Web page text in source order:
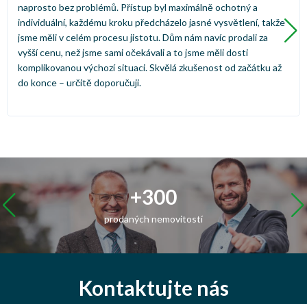
naprosto bez problémů. Přístup byl maximálně ochotný a
individuální, každému kroku předcházelo jasné vysvětlení, takže
jsme měli v celém procesu jistotu. Dům nám navíc prodali za
vyšší cenu, než jsme sami očekávali a to jsme měli dosti
komplikovanou výchozí situaci. Skvělá zkušenost od začátku až
do konce – určitě doporučuji.
+300
prodaných nemovitostí
Kontaktujte nás